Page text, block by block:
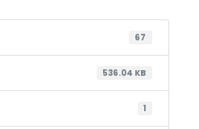
67
536.04 KB
1